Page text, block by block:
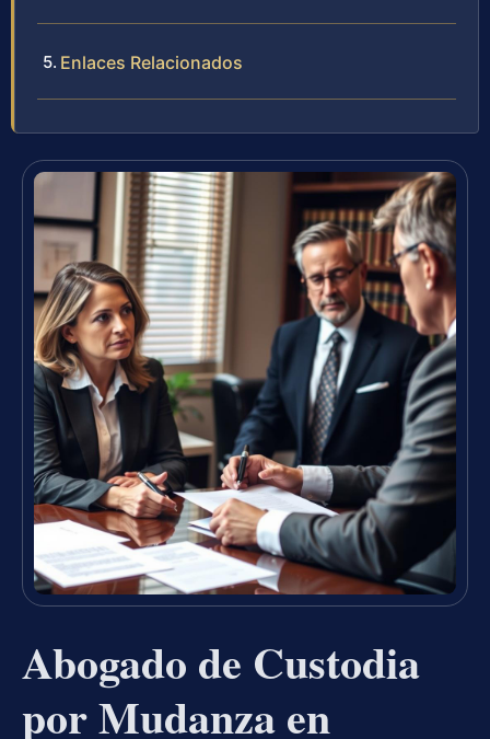
Enlaces Relacionados
Abogado de Custodia
por Mudanza en